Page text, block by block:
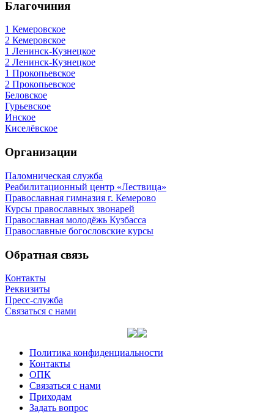
Благочиния
1 Кемеровское
2 Кемеровское
1 Ленинск-Кузнецкое
2 Ленинск-Кузнецкое
1 Прокопьевское
2 Прокопьевское
Беловское
Гурьевское
Инское
Киселёвское
Организации
Паломническая служба
Реабилитационный центр «Лествица»
Православная гимназия г. Кемерово
Курсы православных звонарей
Православная молодёжь Кузбасса
Православные богословские курсы
Обратная связь
Контакты
Реквизиты
Пресс-служба
Связаться с нами
Политика конфиденциальности
Контакты
ОПК
Связаться с нами
Приходам
Задать вопрос